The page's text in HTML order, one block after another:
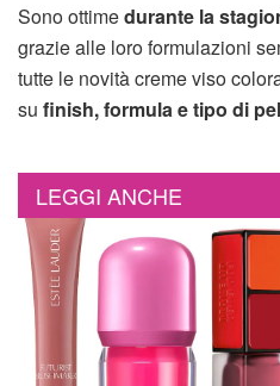
Sono ottimedurante la
grazie alle loro formulazioni
tutte le novità creme viso
su finish, formula e tipo di
LEGGI ANCHE